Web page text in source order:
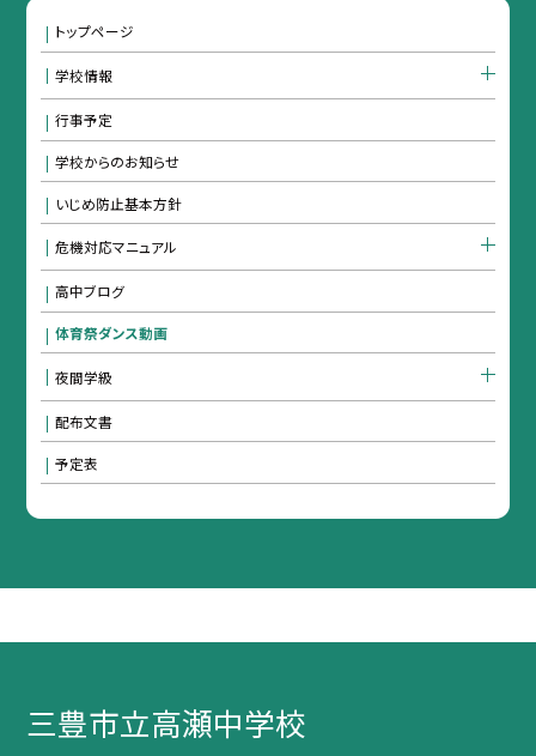
トップページ
学校情報
行事予定
学校からのお知らせ
いじめ防止基本方針
危機対応マニュアル
高中ブログ
体育祭ダンス動画
夜間学級
配布文書
予定表
三豊市立高瀬中学校